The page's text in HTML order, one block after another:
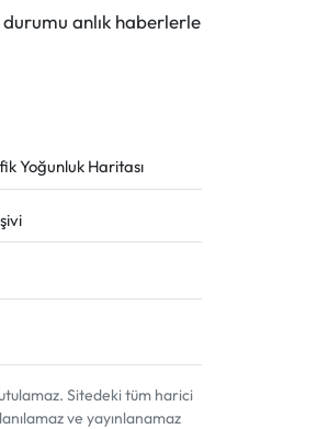
anlık haberlerle
Yoğunluk Haritası
Sitedeki tüm harici
ve yayınlanamaz